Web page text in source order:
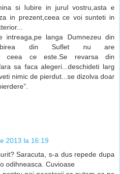
si Iubire in jurul vostru,asta e
in prezent,ceea ce voi sunteti in
langa Dumnezeu din
din Suflet nu are
ceea ce este.Se revarsa din
sa faca alegeri...deschideti larg
nimic de pierdut...se dizolva doar
2013 la 16:19
Saracuta, s-a dus repede dupa
odihneasca. Cuvioase